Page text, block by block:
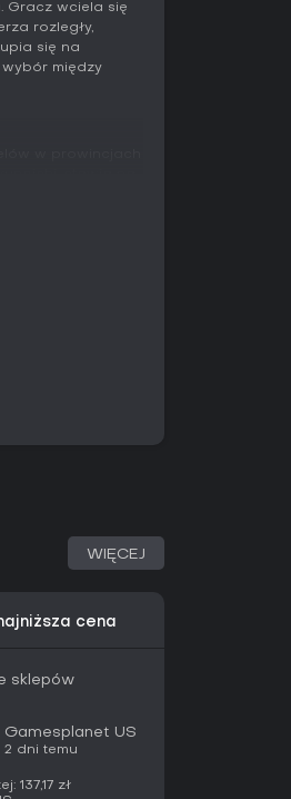
Gracz wciela się
rozległy,
się na
między
granaty
z
na zmiany
z bohaterów.
skradankowe,
do nich mini-
WIĘCEJ
cena
sklepów
Gamesplanet US
2 dni temu
137,17 zł